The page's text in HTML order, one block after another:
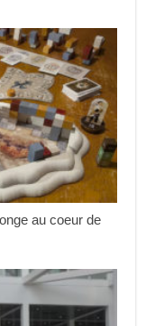
au coeur de